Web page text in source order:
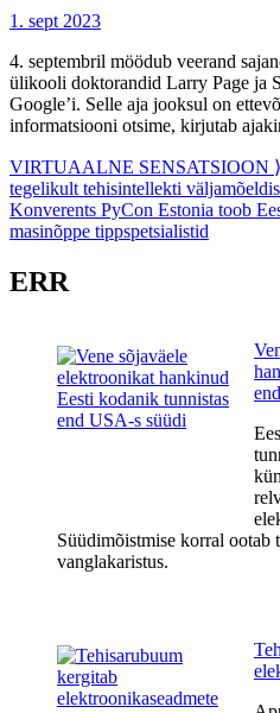
1. sept 2023
4. septembril möödub veerand
ülikooli doktorandid Larry Page ja
Google’i. Selle aja jooksul on
informatsiooni otsime, kirjutab
Navigeerimine
VIRTUAALNE SENSATSIOON ⟩
tegelikult tehisintellekti väljamõeldis
Konverents PyCon Estonia toob
masinõppe tippspetsialistid
ERR
Süüdimõistmise korral ootab
vanglakaristus.